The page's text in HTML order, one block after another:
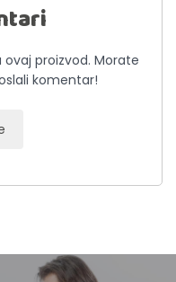
proizvod. Morate
komentar!